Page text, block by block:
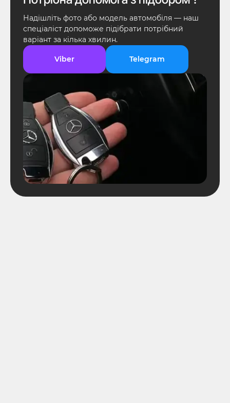
Надішліть фото або модель автомобіля — наш
спеціаліст допоможе підібрати потрібний
варіант за кілька хвилин.
Viber Telegram